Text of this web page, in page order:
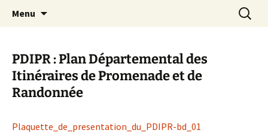
Commune de Grassac
Menu
PDIPR : Plan Départemental des
Itinéraires de Promenade et de
Randonnée
Plaquette_de_presentation_du_PDIPR-bd_01